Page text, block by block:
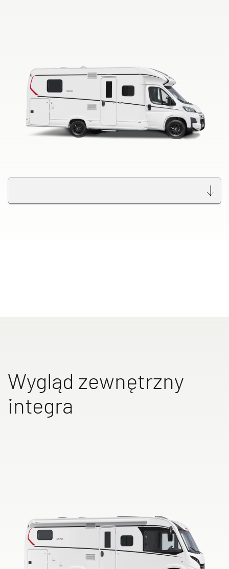
Do samochodów kempingowych
Camper Van
Wygląd zewnętrzny
integra
Wyszukiwarka autoryzowanych
dealerów Dethleffs
Znajdź dealera w Twojej okolicy